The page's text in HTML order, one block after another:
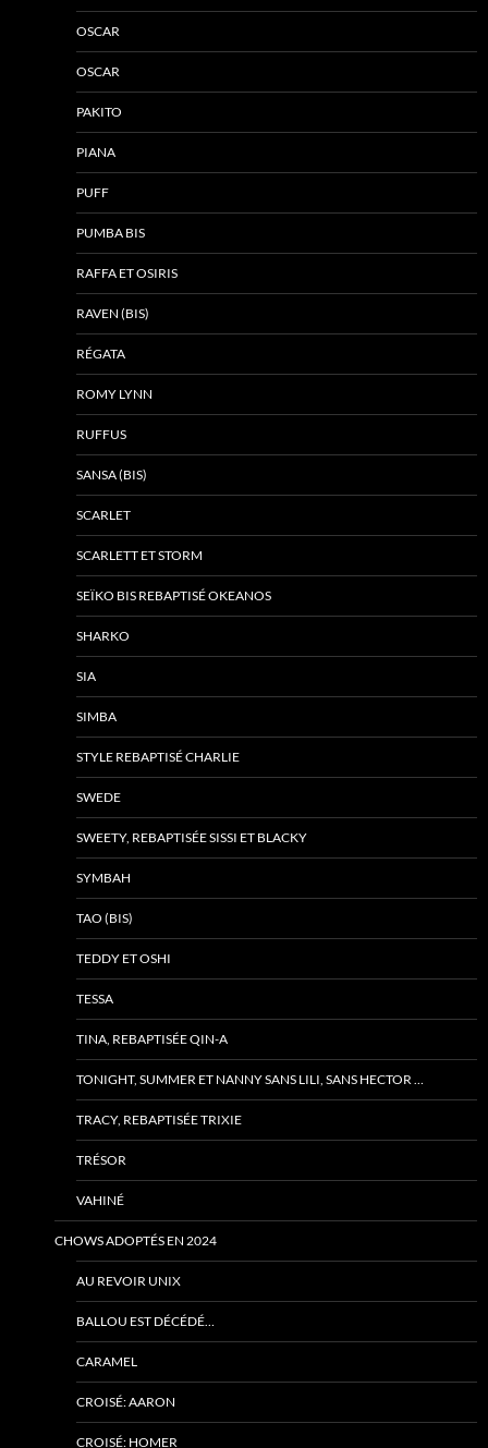
OSCAR
OSCAR
PAKITO
PIANA
PUFF
PUMBA BIS
RAFFA ET OSIRIS
RAVEN (BIS)
RÉGATA
ROMY LYNN
RUFFUS
SANSA (BIS)
SCARLET
SCARLETT ET STORM
SEÏKO BIS REBAPTISÉ OKEANOS
SHARKO
SIA
SIMBA
STYLE REBAPTISÉ CHARLIE
SWEDE
SWEETY, REBAPTISÉE SISSI ET BLACKY
SYMBAH
TAO (BIS)
TEDDY ET OSHI
TESSA
TINA, REBAPTISÉE QIN-A
TONIGHT, SUMMER ET NANNY SANS LILI, SANS HECTOR …
TRACY, REBAPTISÉE TRIXIE
TRÉSOR
VAHINÉ
CHOWS ADOPTÉS EN 2024
AU REVOIR UNIX
BALLOU EST DÉCÉDÉ…
CARAMEL
CROISÉ: AARON
CROISÉ: HOMER